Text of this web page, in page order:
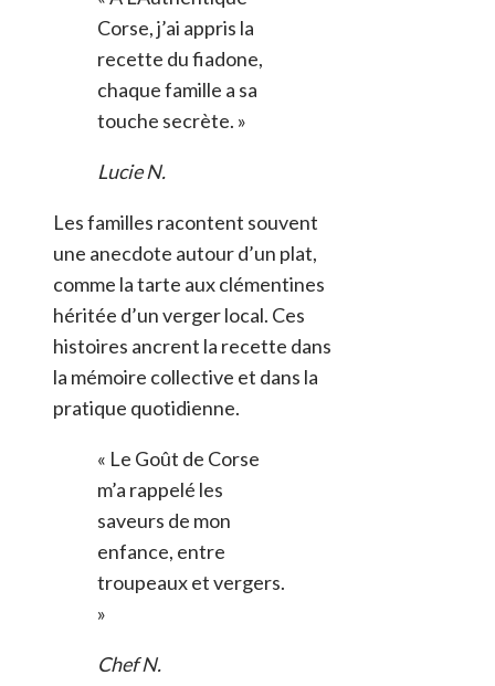
Corse, j’ai appris la
recette du fiadone,
chaque famille a sa
touche secrète. »
Lucie N.
Les familles racontent souvent
une anecdote autour d’un plat,
comme la tarte aux clémentines
héritée d’un verger local. Ces
histoires ancrent la recette dans
la mémoire collective et dans la
pratique quotidienne.
« Le Goût de Corse
m’a rappelé les
saveurs de mon
enfance, entre
troupeaux et vergers.
»
Chef N.